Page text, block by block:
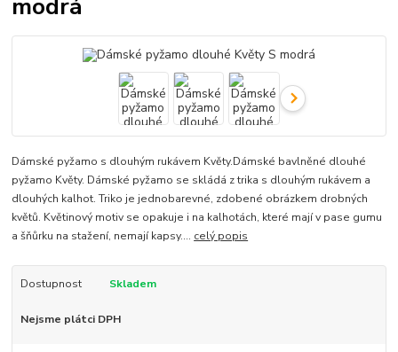
Dámské pyžamo s dlouhým rukávem Květy.Dámské bavlněné dlouhé
pyžamo Květy. Dámské pyžamo se skládá z trika s dlouhým rukávem a
dlouhých kalhot. Triko je jednobarevné, zdobené obrázkem drobných
květů. Květinový motiv se opakuje i na kalhotách, které mají v pase gumu
a šňůrku na stažení, nemají kapsy.... celý popis
Dostupnost Skladem
Nejsme plátci DPH